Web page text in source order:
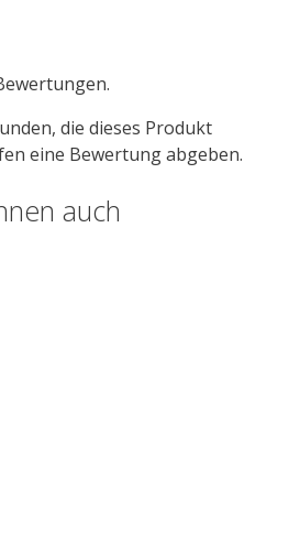
die dieses Produkt
eine Bewertung abgeben.
auch